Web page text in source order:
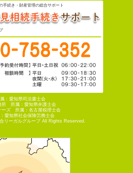
手続き・財産管理の総合サポート
：愛知県司法書士会
所 所属：愛知県弁護士会
ーズ 所属：名古屋税理士会
愛知県社会保険労務士会
リーガルグループ All Rights Reserved.